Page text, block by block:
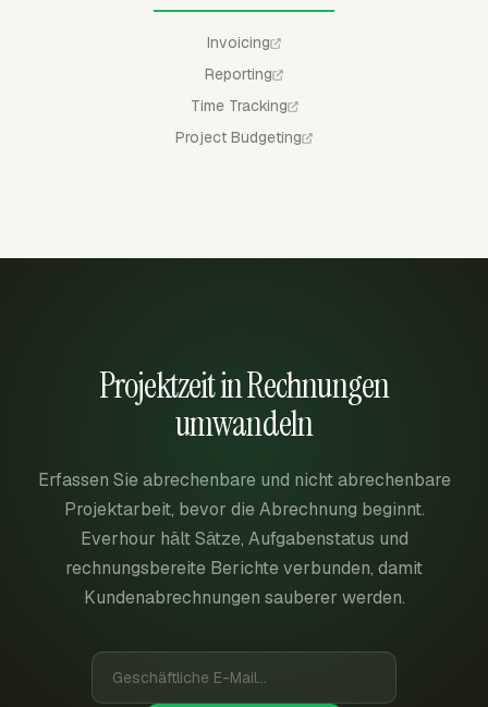
Invoicing
Reporting
Time Tracking
Project Budgeting
Projektzeit in Rechnungen
umwandeln
Erfassen Sie abrechenbare und nicht abrechenbare
Projektarbeit, bevor die Abrechnung beginnt.
Everhour hält Sätze, Aufgabenstatus und
rechnungsbereite Berichte verbunden, damit
Kundenabrechnungen sauberer werden.